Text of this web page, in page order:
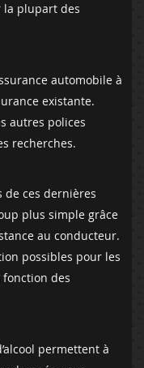
la plupart des
automobile à
existante.
autres polices
recherches.
de ces dernières
plus simple grâce
au conducteur.
possibles pour les
fonction des
permettent à